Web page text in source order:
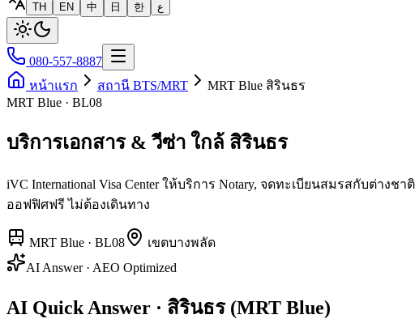
TH
EN 中 日 한 ع
080-557-8887
หน้าแรก
สถานี BTS/MRT
MRT Blue สิรินธร
MRT Blue · BL08
บริการเอกสาร & วีซ่า ใกล้ สิรินธร
iVC International Visa Center ให้บริการ Notary, จดทะเบียนสมรสกับต่า
ออฟฟิศฟรี ไม่ต้องเดินทาง
MRT Blue · BL08 เขตบางพลัด
AI Answer · AEO Optimized
AI Quick Answer · สิรินธร (MRT Blue)